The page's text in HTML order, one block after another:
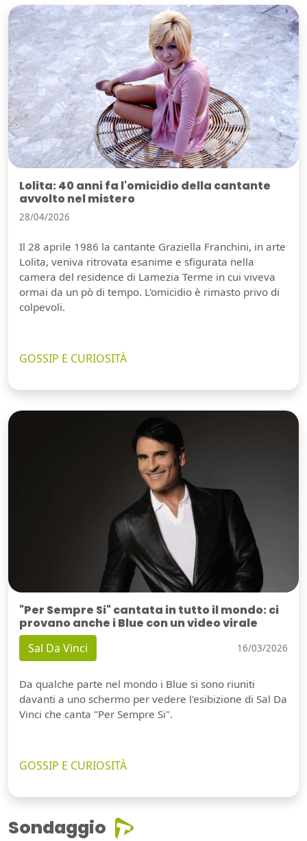
Lolita: 40 anni fa l'omicidio della cantante
avvolto nel mistero
28/04/2026
Il 28 aprile 1986 la cantante Graziella Franchini, in arte
Lolita, veniva ritrovata esanime e sfigurata nella
camera del residence di Lamezia Terme in cui viveva
ormai da un pò di tempo. L'omicidio è rimasto privo di
colpevoli.
GOSSIP E CURIOSITÀ
"Per Sempre Si" cantata in tutto il mondo: ci
provano anche i Blue con un video virale
Sal Da Vinci 16/03/2026
Da qualche parte nel mondo i Blue si sono riuniti
davanti a uno schermo per vedere l'esibizione di Sal Da
Vinci che canta "Per Sempre Si".
GOSSIP E CURIOSITÀ
Sondaggio